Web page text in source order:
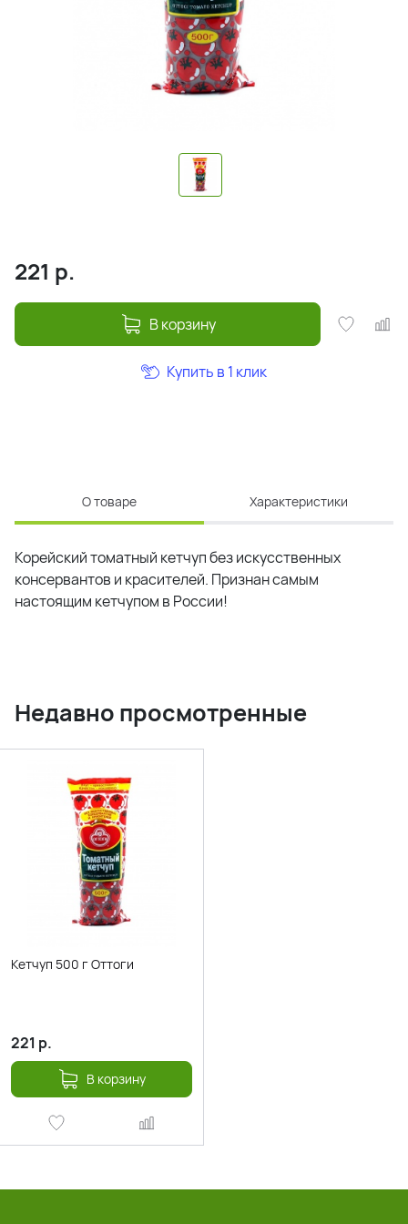
221 р.
В корзину
Купить в 1 клик
О товаре Характеристики
Корейский томатный кетчуп без искусственных
консервантов и красителей. Признан самым
настоящим кетчупом в России!
Недавно просмотренные
Кетчуп 500 г Оттоги
221 р.
В корзину